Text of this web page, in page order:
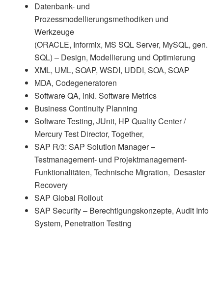
Datenbank- und
Prozessmodellierungsmethodiken und
Werkzeuge
(ORACLE, Informix, MS SQL Server, MySQL, gen.
SQL) – Design, Modellierung und Optimierung
XML, UML, SOAP, WSDI, UDDI, SOA, SOAP
MDA, Codegeneratoren
Software QA, inkl. Software Metrics
Business Continuity Planning
Software Testing, JUnit, HP Quality Center /
Mercury Test Director, Together,
SAP R/3: SAP Solution Manager –
Testmanagement- und Projektmanagement-
Funktionalitäten, Technische Migration, Desaster
Recovery
SAP Global Rollout
SAP Security – Berechtigungskonzepte, Audit Info
System, Penetration Testing